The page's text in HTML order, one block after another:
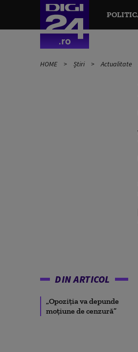
HOME Știri Actualitate
DIN ARTICOL
„Opoziția va depunde
moțiune de cenzură”